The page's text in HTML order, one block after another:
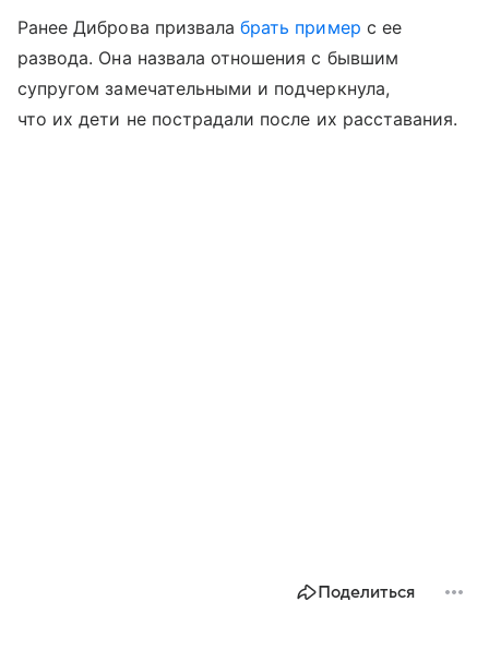
Ранее Диброва призвалабрать пример с ее
развода. Она назвала отношения с бывшим
супругом замечательными и подчеркнула,
что их дети не пострадали после их расставания.
Поделиться